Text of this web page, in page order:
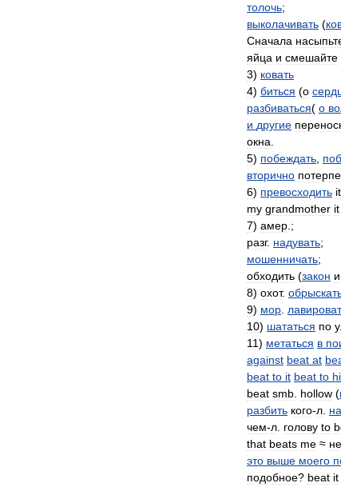
толочь;
выколачивать (
Сначала
яйца и смешайте
3) ковать
4) биться (о
разбиваться( о
и другие
окна
5) побеждать
вторично
6) превосходить it
my grandmother it
7) амер .;
разг. надувать;
мошенничать;
обходить (закон и
8) охот.
9) мор
10) шататься по
11) метаться в
against beat at
beat to it beat to
beat smb hollow (
разбить кого-л
чем-л голову to
that beats me ≈ не
это выше моего
подобное? beat it